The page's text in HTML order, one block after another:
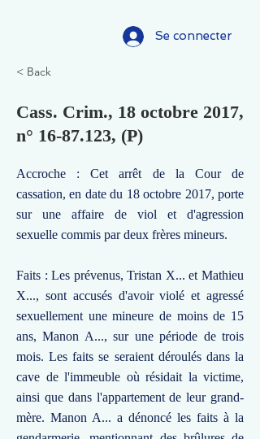
Se connecter
< Back
Cass. Crim., 18 octobre 2017,
n° 16-87.123, (P)
Accroche : Cet arrêt de la Cour de
cassation, en date du 18 octobre 2017, porte
sur une affaire de viol et d'agression
sexuelle commis par deux frères mineurs.
Faits : Les prévenus, Tristan X... et Mathieu
X..., sont accusés d'avoir violé et agressé
sexuellement une mineure de moins de 15
ans, Manon A..., sur une période de trois
mois. Les faits se seraient déroulés dans la
cave de l'immeuble où résidait la victime,
ainsi que dans l'appartement de leur grand-
mère. Manon A... a dénoncé les faits à la